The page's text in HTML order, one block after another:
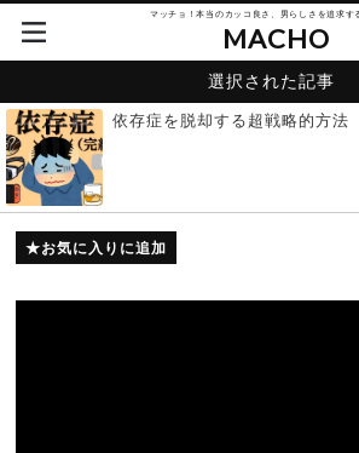
マッチョ！本当のカッコ良さ、男らしさを追求す
MACHO
選択された記事
依存症を脱却する超戦略的方法
お気に入りに追加